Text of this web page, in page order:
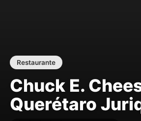
Restaurante
Chuck E.
Querétaro